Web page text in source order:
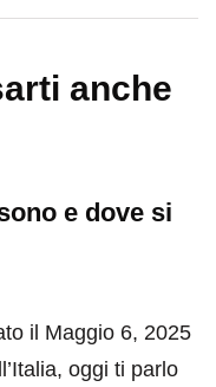
anche
e dove si
il Maggio 6, 2025
oggi ti parlo